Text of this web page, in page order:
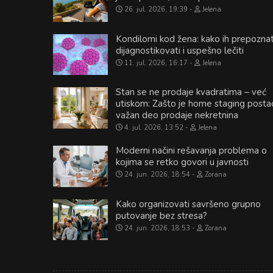
26. jul. 2026, 19:39 Jelena
Kondilomi kod žena: kako ih
dijagnostikovati i uspešno lečiti
11. jul. 2026, 16:17 Jelena
Stan se ne prodaje kvadratima – već
utiskom: Zašto je home staging
važan deo prodaje nekretnina
4. jul. 2026, 13:52 Jelena
Moderni načini rešavanja problema o
kojima se retko govori u javnosti
24. jun. 2026, 18:54 Zorana
Kako organizovati savršeno grupno
putovanje bez stresa?
24. jun. 2026, 18:53 Zorana